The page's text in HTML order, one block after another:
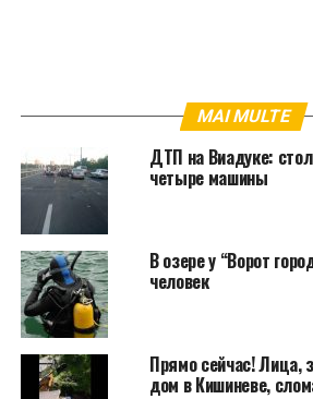
MAI MULTE
ДТП на Виадуке:
четыре машины
В озере у “Ворот
человек
Прямо сейчас! Лица,
дом в Кишиневе,